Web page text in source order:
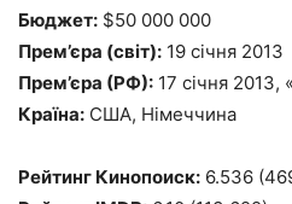
Бюджет: $50 000 000
Прем’єра (світ): 19 січня 2013
Прем’єра (РФ): 17 січня
Країна: США, Німеччина
Рейтинг Кинопоиск: 6.536